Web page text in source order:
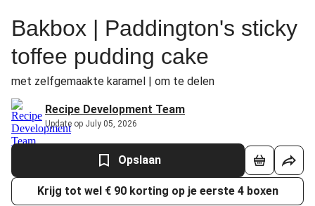
Bakbox | Paddington's sticky
toffee pudding cake
met zelfgemaakte karamel | om te delen
Recipe Development Team
Update op July 05, 2026
Opslaan
Krijg tot wel € 90 korting op je eerste 4 boxen